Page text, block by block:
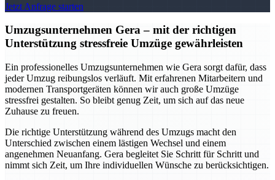
Jetzt Anfrage starten
Umzugsunternehmen Gera – mit der richtigen
Unterstützung stressfreie Umzüge gewährleisten
Ein professionelles Umzugsunternehmen wie Gera sorgt dafür, dass
jeder Umzug reibungslos verläuft. Mit erfahrenen Mitarbeitern und
modernen Transportgeräten können wir auch große Umzüge
stressfrei gestalten. So bleibt genug Zeit, um sich auf das neue
Zuhause zu freuen.
Die richtige Unterstützung während des Umzugs macht den
Unterschied zwischen einem lästigen Wechsel und einem
angenehmen Neuanfang. Gera begleitet Sie Schritt für Schritt und
nimmt sich Zeit, um Ihre individuellen Wünsche zu berücksichtigen.